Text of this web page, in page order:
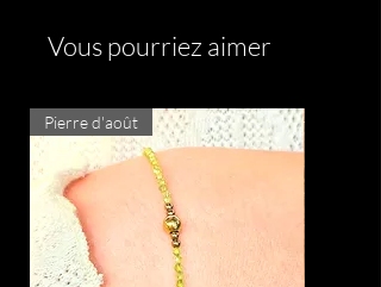
Vous pourriez aimer
Pierre d'août